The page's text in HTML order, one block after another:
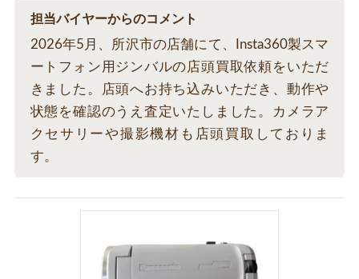
担当バイヤーからのコメント
2026年5月、所沢市の店舗にて、Insta360製スマ
ートフォン用ジンバルの店頭買取依頼をいただ
きました。店頭へお持ち込みいただき、動作や
状態を確認のうえ査定いたしました。カメラア
クセサリーや撮影機材も店頭買取しておりま
す。